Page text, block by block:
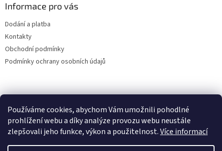
Používáme cookies, abychom Vám umožnili pohodlné
prohlížení webu a díky analýze provozu webu neustále
zlepšovali jeho funkce, výkon a použitelnost.Více informací
Informace pro vás
Dodání a platba
Kontakty
Obchodní podmínky
Podmínky ochrany osobních údajů